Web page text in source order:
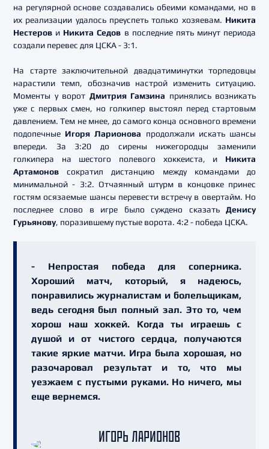
на регулярной основе создавались обеими командами, но в
их реализации удалось преуспеть только хозяевам. Никита
Нестеров и Никита Седов в последние пять минут периода
создали перевес для ЦСКА - 3:1.
На старте заключительной двадцатиминутки торпедовцы
нарастили темп, обозначив настрой изменить ситуацию.
Моменты у ворот Дмитрия Гамзина принялись возникать
уже с первых смен, но голкипер выстоял перед стартовым
давлением. Тем не мнее, до самого конца основного времени
подопечные Игоря Ларионова продолжали искать шансы
впереди. За 3:20 до сирены нижегородцы заменили
голкипера на шестого полевого хоккеиста, и Никита
Артамоновсократил дистанцию между командами до
минимальной - 3:2. Отчаянный штурм в концовке принес
гостям осязаемые шансы перевести встречу в овертайм. Но
последнее слово в игре было суждено сказать Денису
Гурьянову, поразившему пустые ворота. 4:2 - победа ЦСКА.
- Непростая победа для соперника.
Хороший матч, который, я надеюсь,
понравились журналистам и болельщикам,
ведь сегодня был полный зал. Это то, чем
хорош наш хоккей. Когда ты играешь с
душой и от чистого сердца, получаются
такие яркие матчи. Игра была хорошая, но
разочаровал результат и то, что мы
уезжаем с пустыми руками. Но ничего, мы
еще вернемся.
ИГОРЬ ЛАРИОНОВ